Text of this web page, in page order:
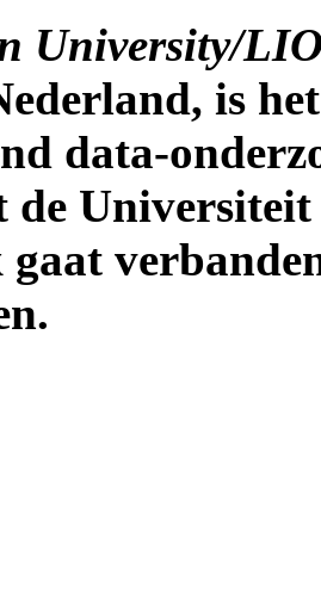
University/
is
data-
de
gaat